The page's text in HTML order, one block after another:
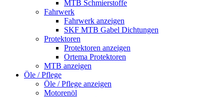
MTB Schmierstoffe
Fahrwerk
Fahrwerk anzeigen
SKF MTB Gabel Dichtungen
Protektoren
Protektoren anzeigen
Ortema Protektoren
MTB anzeigen
Öle / Pflege
Öle / Pflege anzeigen
Motorenöl